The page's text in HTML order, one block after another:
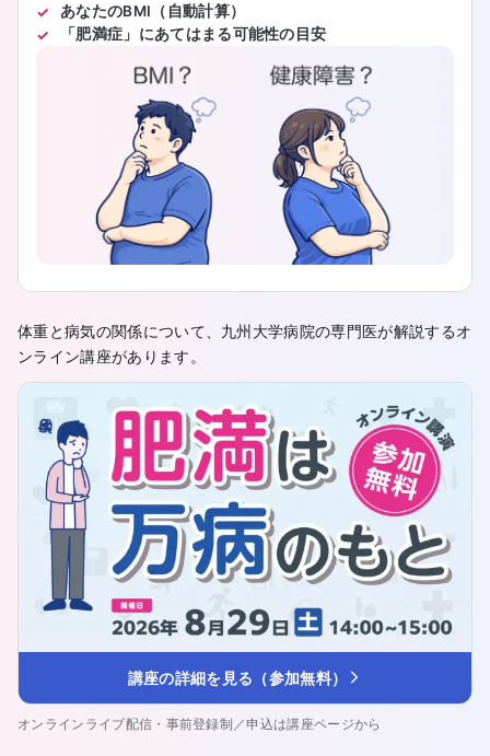
あなたのBMI（自動計算）
「肥満症」にあてはまる可能性の目安
体重と病気の関係について、九州大学病院の専門医が解説するオ
ンライン講座があります。
講座の詳細を見る（参加無料）
オンラインライブ配信・事前登録制／申込は講座ページから